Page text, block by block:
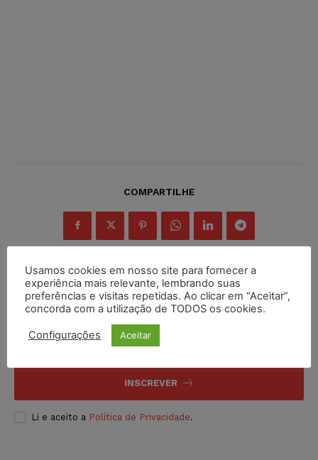
COMPARTILHE
Inscreva-se
INSCREVER
Li e aceito a Política de Privacidade.
Usamos cookies em nosso site para fornecer a
experiência mais relevante, lembrando suas
preferências e visitas repetidas. Ao clicar em “Aceitar”,
concorda com a utilização de TODOS os cookies.
Configurações Aceitar